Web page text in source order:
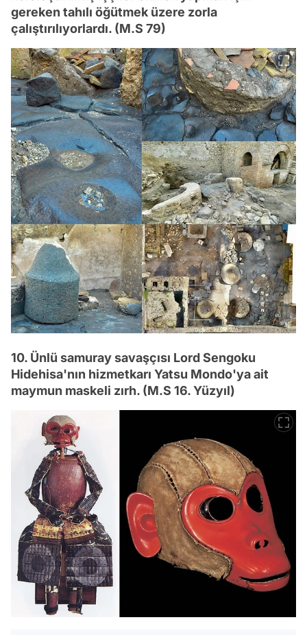
gereken tahılı öğütmek üzere zorla
çalıştırılıyorlardı. (M.S 79)
10. Ünlü samuray savaşçısı Lord Sengoku
Hidehisa'nın hizmetkarı Yatsu Mondo'ya ait
maymun maskeli zırh. (M.S 16. Yüzyıl)